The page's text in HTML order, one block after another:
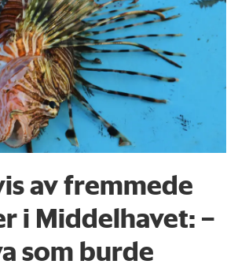
av fremmede
i Middelhavet: –
som burde